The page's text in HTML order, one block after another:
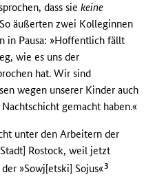
dass siekeine
äußerten zwei Kolleginnen
in Pausa: »Hoffentlich fällt
wie es uns der
hat. Wir sind
wegen unserer Kinder auch
gemacht haben.«
unter den Arbeitern der
Rostock, weil jetzt
»Sowj[etski] Sojus«3